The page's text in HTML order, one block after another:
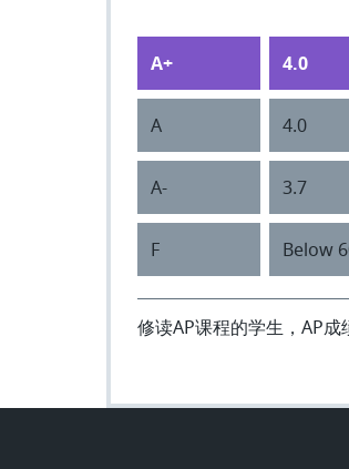
A+ 4.0
A 4.0
A- 3.7
F Below
修读AP课程的学生，AP成